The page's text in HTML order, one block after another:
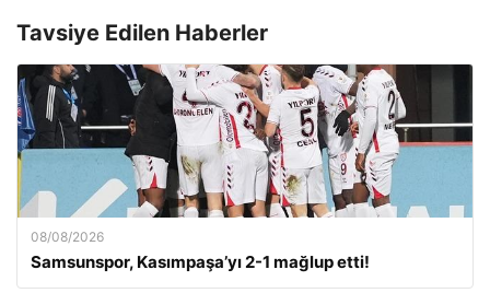
Tavsiye Edilen Haberler
08/08/2026
Samsunspor, Kasımpaşa’yı 2-1 mağlup etti!